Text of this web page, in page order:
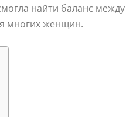
найти баланс между
многих женщин.